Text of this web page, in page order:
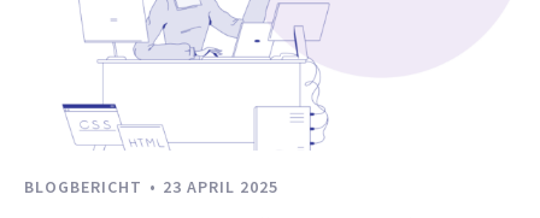
BLOGBERICHT 23 APRIL 2025